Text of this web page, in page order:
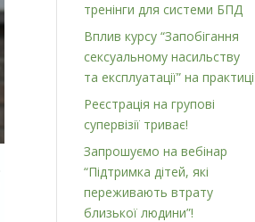
тренінги для системи БПД
Вплив курсу “Запобігання
сексуальному насильству
та експлуатації” на практиці
Реєстрація на групові
супервізії триває!
Запрошуємо на вебінар
“Підтримка дітей, які
переживають втрату
близької людини”!